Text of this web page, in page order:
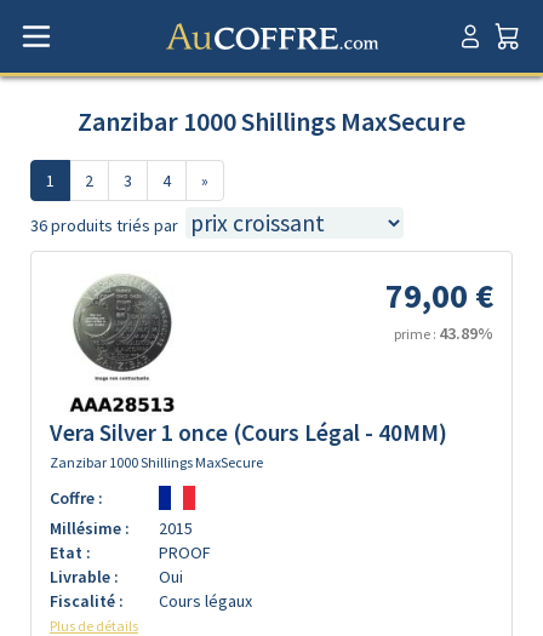
Zanzibar 1000 Shillings MaxSecure
1 2 3 4 »
36 produits triés par
79,00 €
prime : 43.89%
Vera Silver 1 once (Cours Légal - 40MM)
Zanzibar 1000 Shillings MaxSecure
Coffre :
Millésime :
2015
Etat :
PROOF
Livrable :
Oui
Fiscalité :
Cours légaux
Plus de détails